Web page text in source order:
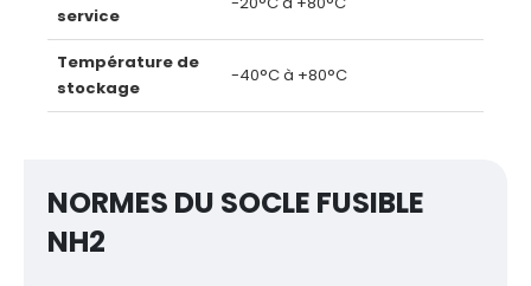
service
Température de
stockage
-40°C à +80°C
NORMES DU SOCLE FUSIBLE
NH2